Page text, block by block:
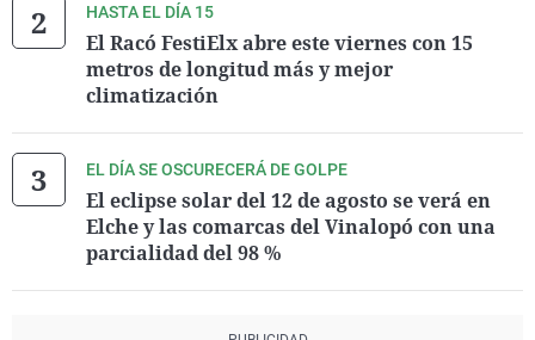
HASTA EL DÍA 15
El Racó FestiElx abre este viernes con 15
metros de longitud más y mejor
climatización
EL DÍA SE OSCURECERÁ DE GOLPE
El eclipse solar del 12 de agosto se verá en
Elche y las comarcas del Vinalopó con una
parcialidad del 98 %